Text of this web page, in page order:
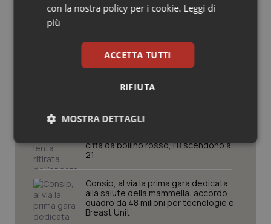
Tumori gastrointestinali
Ulcera & Reflusso
Potrebbe interessarti in
Caldo, segnali di lenta ritirata
città da bollino rosso, l’8 scendono a
21
Consip, al via la prima gara dedicata
alla salute della mammella: accordo
quadro da 48 milioni per tecnologie e
Breast Unit
con la nostra policy per i cookie. Leggi di
più
ACCETTA TUTTI
RIFIUTA
MOSTRA DETTAGLI
Necessari Statistici Marketing